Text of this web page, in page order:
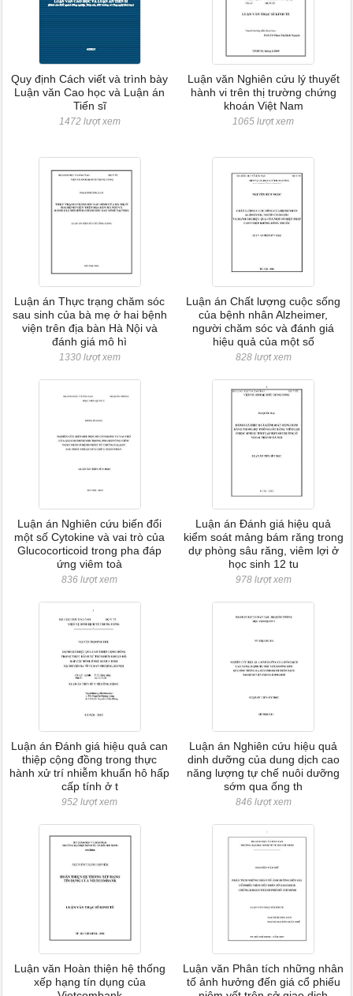
Quy định Cách viết và trình bày
Luận văn Cao học và Luận án
Tiến sĩ
1472 lượt xem
Luận văn Nghiên cứu lý thuyết
hành vi trên thị trường chứng
khoán Việt Nam
1065 lượt xem
Luận án Thực trạng chăm sóc
sau sinh của bà mẹ ở hai bệnh
viện trên địa bàn Hà Nội và
đánh giá mô hì
1330 lượt xem
Luận án Chất lượng cuộc sống
của bệnh nhân Alzheimer,
người chăm sóc và đánh giá
hiệu quả của một số
828 lượt xem
Luận án Nghiên cứu biến đổi
một số Cytokine và vai trò của
Glucocorticoid trong pha đáp
ứng viêm toà
836 lượt xem
Luận án Đánh giá hiệu quả
kiểm soát mảng bám răng trong
dự phòng sâu răng, viêm lợi ở
học sinh 12 tu
978 lượt xem
Luận án Đánh giá hiệu quả can
thiệp cộng đồng trong thực
hành xử trí nhiễm khuẩn hô hấp
cấp tính ở t
952 lượt xem
Luận án Nghiên cứu hiệu quả
dinh dưỡng của dung dịch cao
năng lượng tự chế nuôi dưỡng
sớm qua ống th
846 lượt xem
Luận văn Hoàn thiện hệ thống
xếp hạng tín dụng của
Luận văn Phân tích những nhân
tố ảnh hưởng đến giá cổ phiếu